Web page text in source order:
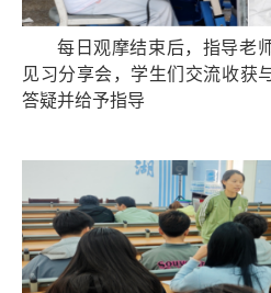
每日观摩结束后，指导老
见习分享会，学生们交流收获
答疑并给予指导